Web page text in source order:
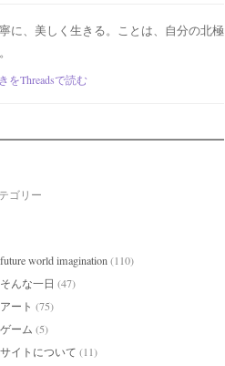
に、美しく生きる。ことは、自分の北極
をThreadsで読む
ゴリー
future world imagination(110)
そんな一日 (47)
アート (75)
ゲーム (5)
サイトについて (11)